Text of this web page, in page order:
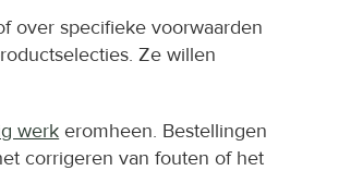
over specifieke voorwaarden
Ze willen
werk eromheen. Bestellingen
corrigeren van fouten of het